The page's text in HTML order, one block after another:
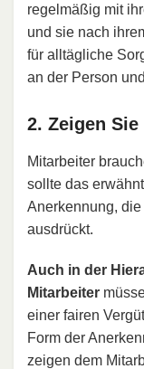
regelmäßig mit
und sie nach
für alltägliche
an der Person
2. Zeigen
Mitarbeiter
sollte das
Anerkennung,
ausdrückt.
Auch in der
Mitarbeiter
einer fairen
Form der
zeigen dem